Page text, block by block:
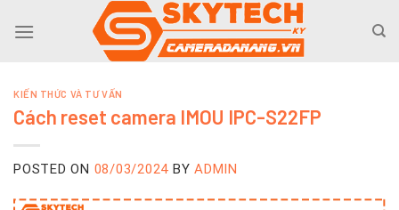
KIẾN THỨC VÀ TƯ VẤN
Cách reset camera IMOU IPC-S22FP
POSTED ON 08/03/2024 BY ADMIN